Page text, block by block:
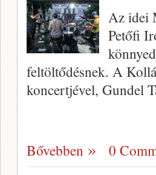
Az idei
Petőfi
feltöltődésnek. A
koncertjével, Gundel
Bővebben 0